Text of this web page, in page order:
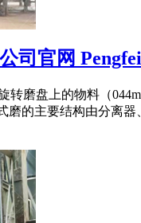
司官网
转磨盘上的物料（
的主要结构由分离